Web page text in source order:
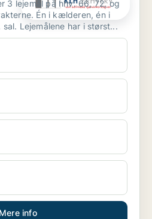
3 lejemål på hhv. 66, 72, og
Én i kælderen, én i
stueetagen og én på 1. sal. Lejemålene har i størst...
Mere info